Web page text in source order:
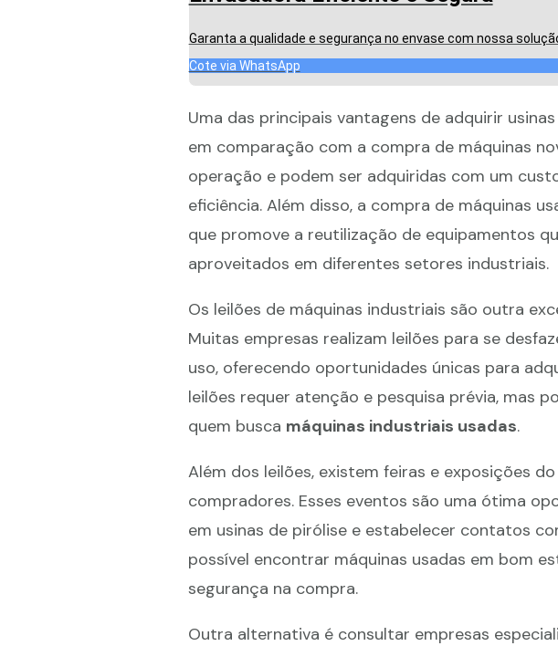
Garanta a qualidade e segurança no envase com nossa
Cote via WhatsApp
Uma das principais vantagens de adquirir
em comparação com a compra de máquinas
operação e podem ser adquiridas com um
eficiência. Além disso, a compra de máquinas
que promove a reutilização de equipamentos
aproveitados em diferentes setores industriais.
Os leilões de máquinas industriais são outra
Muitas empresas realizam leilões para se
uso, oferecendo oportunidades únicas para
leilões requer atenção e pesquisa prévia, mas
quem busca máquinas industriais usadas.
Além dos leilões, existem feiras e exposições
compradores. Esses eventos são uma ótima
em usinas de pirólise e estabelecer contatos
possível encontrar máquinas usadas em bom
segurança na compra.
Outra alternativa é consultar empresas